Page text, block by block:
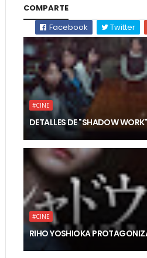
COMPARTE
Facebook
Twitter
#CINE
DETALLES DE "SHADOW WORK"
#CINE
RIHO YOSHIOKA